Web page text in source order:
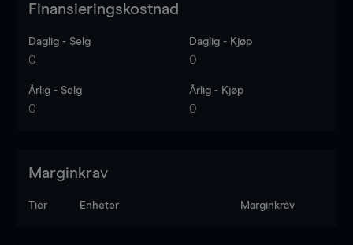
Finansieringskostnad
Daglig - Selg
0
Daglig - Kjøp
0
Årlig - Selg
0
Årlig - Kjøp
0
Marginkrav
Tier Enheter Marginkrav